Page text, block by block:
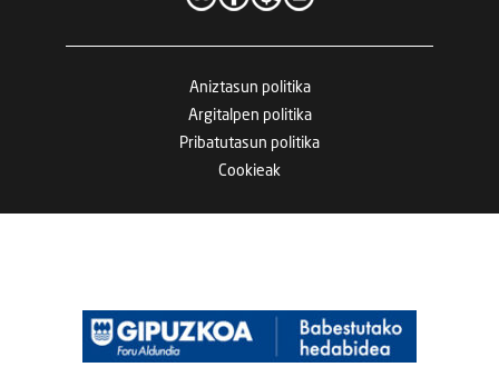
Aniztasun politika
Argitalpen politika
Pribatutasun politika
Cookieak